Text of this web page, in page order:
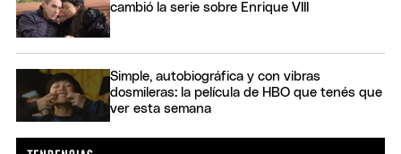
cambió la serie sobre Enrique VIII
Simple, autobiográfica y con vibras
dosmileras: la película de HBO que tenés que
ver esta semana